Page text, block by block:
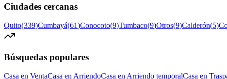
Ciudades cercanas
Quito(339)Cumbayá(61)Conocoto(9)Tumbaco(9)Otros(9)Calderón(5)
Búsquedas populares
Casa en VentaCasa en ArriendoCasa en Arriendo temporalCasa en